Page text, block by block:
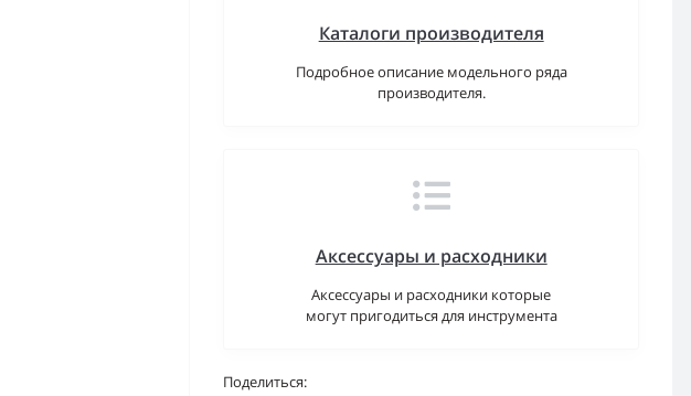
Каталоги производителя
Подробное описание модельного ряда
производителя.
Аксессуары и расходники
Аксессуары и расходники которые
могут пригодиться для инструмента
Поделиться: